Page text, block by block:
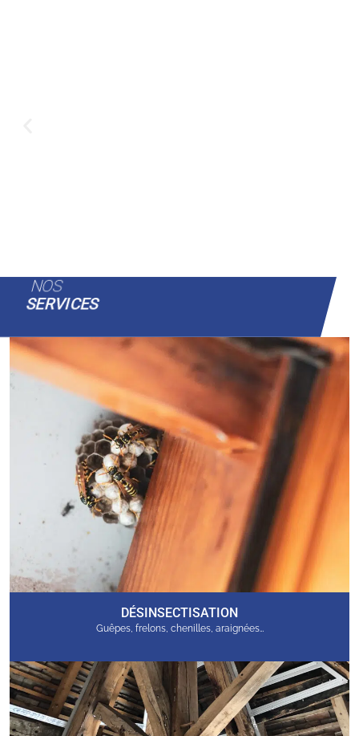
NOS
SERVICES
DÉSINSECTISATION
Guêpes, frelons, chenilles, araignées…